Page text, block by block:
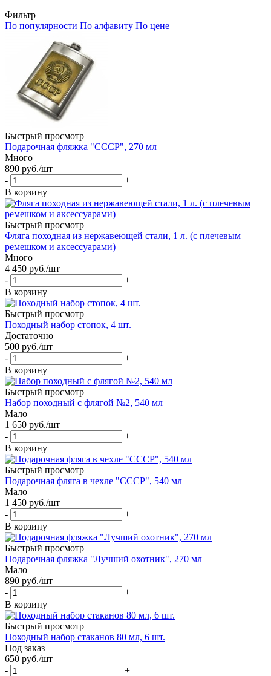
Фильтр
По популярности По алфавиту По цене
Быстрый просмотр
Подарочная фляжка "СССР", 270 мл
Много
890 руб./шт
-
+
В корзину
Быстрый просмотр
Фляга походная из нержавеющей стали, 1 л. (с плечевым
ремешком и аксессуарами)
Много
4 450 руб./шт
-
+
В корзину
Быстрый просмотр
Походный набор стопок, 4 шт.
Достаточно
500 руб./шт
-
+
В корзину
Быстрый просмотр
Набор походный с флягой №2, 540 мл
Мало
1 650 руб./шт
-
+
В корзину
Быстрый просмотр
Подарочная фляга в чехле "СССР", 540 мл
Мало
1 450 руб./шт
-
+
В корзину
Быстрый просмотр
Подарочная фляжка "Лучший охотник", 270 мл
Мало
890 руб./шт
-
+
В корзину
Быстрый просмотр
Походный набор стаканов 80 мл, 6 шт.
Под заказ
650 руб./шт
-
+